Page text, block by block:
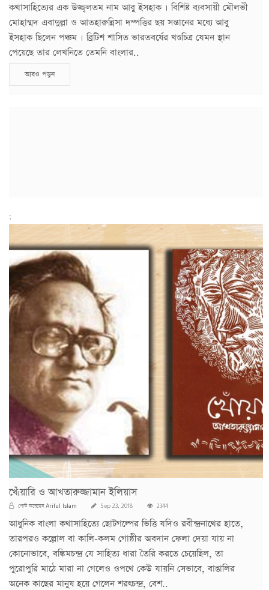
কথাসাহিত্যের এক উজ্জ্বলতম নাম আবু ইসহাক । বিশিষ্ট ব্যবসায়ী মৌলভী
মোহাম্মদ এবাদুল্লা ও আতহারুন্নিসা দম্পত্তির ছয় সন্তানের মধ্যে আবু
ইসহাক ছিলেন পঞ্চম । ব্রিটিশ শাসিত ভারতবর্ষের খণ্ডচিত্র যেমন স্থান
পেয়েছে তার লেখনিতে তেমনি বাংলার..
আরও পড়ুন
;
খেঁiয়ারি ও আখতারুজ্জামান ইলিয়াস
পোস্ট করেছেনAriful Islam Sep 23, 2018 2344
আধুনিক বাংলা কথাসাহিত্যে ছোটগল্পের ভিত্তি যদিও রবীন্দ্রনাথের হাতে,
তারপরও কল্লোল বা কালি-কলম গোষ্ঠীর অবদান ফেলা দেয়া যায় না
কোনোভাবে, বঙ্কিমচন্দ্র যে সাহিত্য ধারা তৈরি করতে চেয়েছিল, তা
পুরোপুরি মাঠে মারা না গেলেও ওপথে কেউ যায়নি সেভাবে, বাঙালির
অনেক কাছের মানুষ হয়ে গেলেন শরৎচন্দ্র, বেশ..